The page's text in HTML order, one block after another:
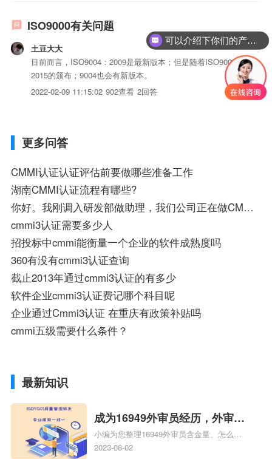
ISO9000有关问题
土豆大大
目前而言，ISO9004：2009是最新版本；但是随着ISO9001：
2015的颁布；9004也会有新版本。
2022-02-09 11:15:02 902查看 2回答
更多问答
CMMI认证认证评估前要做哪些准备工作
湖南CMMI认证流程有哪些?
你好。我刚调入研发部做助理，我们公司正在做CMMI认证的项目。我什么都不懂，希望你可以指教一下
cmmi3认证需要多少人
招投标中cmmi能衡量一个企业的软件成熟度吗
360有没有cmmi3认证查询
截止2013年通过cmmi3认证的有多少
软件企业cmmi3认证费记哪个科目呢
企业通过Cmmi3认证 在重庆有政策补贴吗
cmmi五级需要什么条件？
最新知识
成为16949外审员经历，外审员
16949
小编为您整理16949外审员含金量、怎么才
能成为注册的TS16949:2009的外审员、我
2023-08-02
可以介绍下你们的产品么？